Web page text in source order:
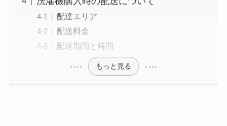
配達エリア
配送料金
配送期間と時間
もっと見る